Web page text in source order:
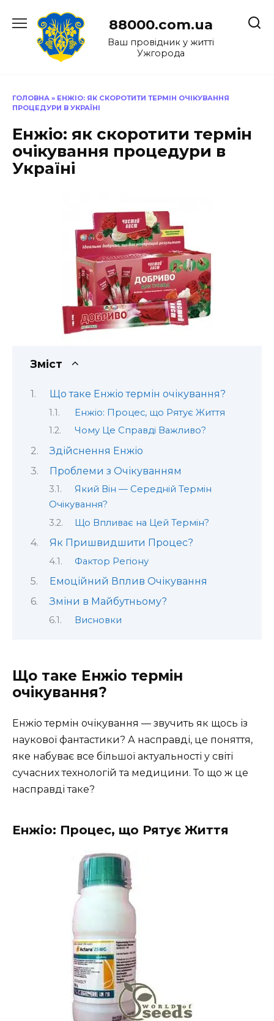
до
88000.com.ua
Ваш провідник у житті
Ужгорода
ГОЛОВНА » ЕНЖІО: ЯК СКОРОТИТИ ТЕРМІН ОЧІКУВАННЯ
ПРОЦЕДУРИ В УКРАЇНІ
Енжіо: як скоротити термін
очікування процедури в
Україні
Зміст
Що таке Енжіо термін очікування?
Енжіо: Процес, що Рятує Життя
Чому Це Справді Важливо?
Здійснення Енжіо
Проблеми з Очікуванням
Який Він — Середній Термін
Очікування?
Що Впливає на Цей Термін?
Як Пришвидшити Процес?
Фактор Регіону
Емоційний Вплив Очікування
Зміни в Майбутньому?
Висновки
Що таке Енжіо термін
очікування?
Енжіо термін очікування — звучить як щось із
наукової фантастики? А насправді, це поняття,
яке набуває все більшої актуальності у світі
сучасних технологій та медицини. То що ж це
насправді таке?
Енжіо: Процес, що Рятує Життя